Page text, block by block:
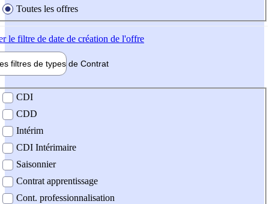
Toutes les offres
le filtre de date de création de l'offre
filtres de types de Contrat
contrat
CDI
CDD
Intérim
CDI Intérimaire
Saisonnier
Contrat apprentissage
Cont. professionnalisation